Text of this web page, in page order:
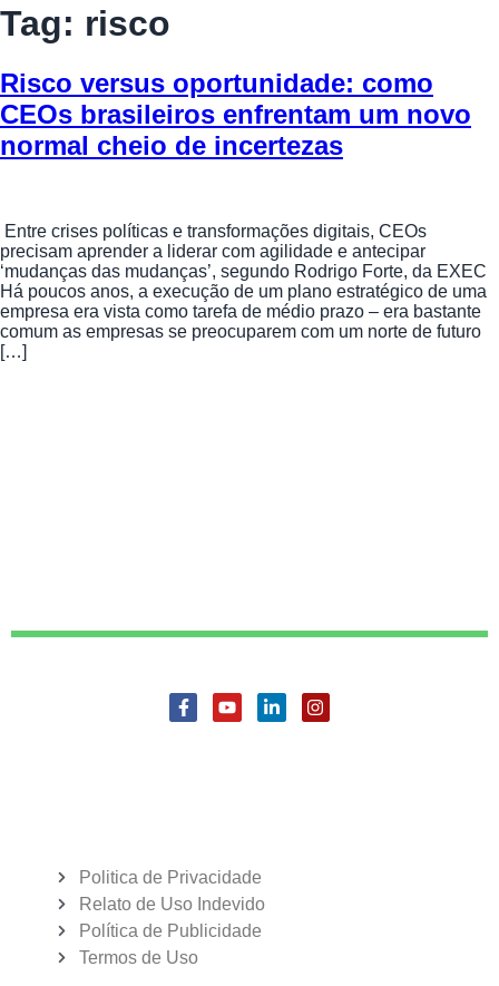
Tag: risco
Risco versus oportunidade: como
CEOs brasileiros enfrentam um novo
normal cheio de incertezas
Entre crises políticas e transformações digitais, CEOs
precisam aprender a liderar com agilidade e antecipar
‘mudanças das mudanças’, segundo Rodrigo Forte, da EXEC
Há poucos anos, a execução de um plano estratégico de uma
empresa era vista como tarefa de médio prazo – era bastante
comum as empresas se preocuparem com um norte de futuro
[…]
Politica de Privacidade
Relato de Uso Indevido
Política de Publicidade
Termos de Uso